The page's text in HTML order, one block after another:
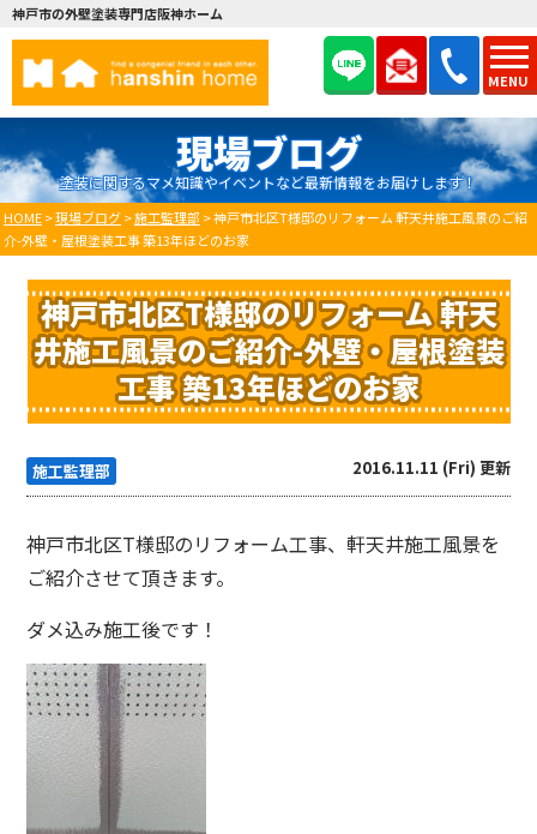
MENU
神戸市の外壁塗装専門店阪神ホーム
現場ブログ
塗装に関するマメ知識やイベントなど最新情報をお届けします！
HOME>現場ブログ>施工監理部 >神戸市北区T様邸のリフォーム 軒天井施工風景のご紹
介-外壁・屋根塗装工事 築13年ほどのお家
神戸市北区T様邸のリフォーム 軒天
井施工風景のご紹介-外壁・屋根塗装
工事 築13年ほどのお家
施工監理部 2016.11.11 (Fri) 更新
神戸市北区T様邸のリフォーム工事、軒天井施工風景を
ご紹介させて頂きます。
ダメ込み施工後です！